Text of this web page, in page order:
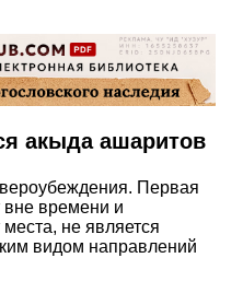
акыда ашаритов
Первая
вне времени и
не является
видом направлений